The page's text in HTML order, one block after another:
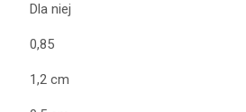
Dla niej
0,85
1,2 cm